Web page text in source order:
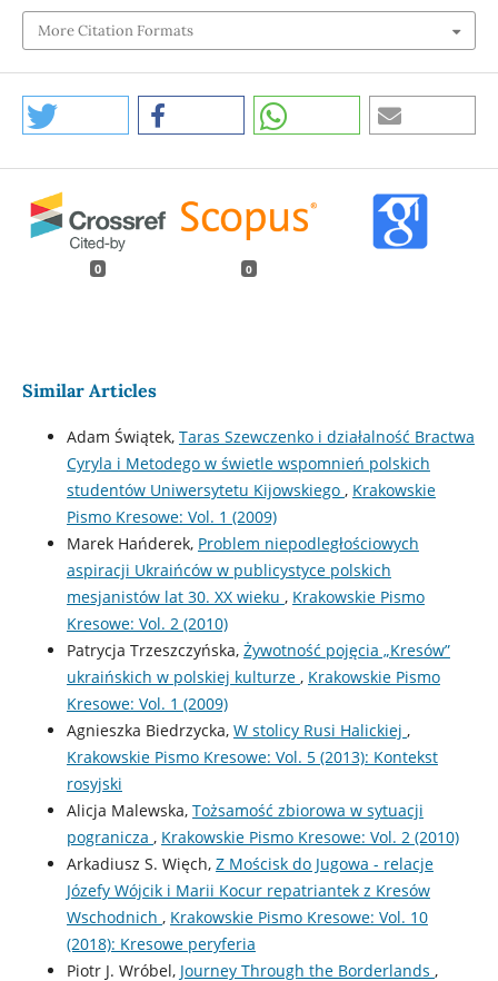
More Citation Formats
0 0
Similar Articles
Adam Świątek, Taras Szewczenko i działalność Bractwa
Cyryla i Metodego w świetle wspomnień polskich
studentów Uniwersytetu Kijowskiego , Krakowskie
Pismo Kresowe: Vol. 1 (2009)
Marek Hańderek, Problem niepodległościowych
aspiracji Ukraińców w publicystyce polskich
mesjanistów lat 30. XX wieku , Krakowskie Pismo
Kresowe: Vol. 2 (2010)
Patrycja Trzeszczyńska, Żywotność pojęcia „Kresów”
ukraińskich w polskiej kulturze , Krakowskie Pismo
Kresowe: Vol. 1 (2009)
Agnieszka Biedrzycka, W stolicy Rusi Halickiej ,
Krakowskie Pismo Kresowe: Vol. 5 (2013): Kontekst
rosyjski
Alicja Malewska, Tożsamość zbiorowa w sytuacji
pogranicza , Krakowskie Pismo Kresowe: Vol. 2 (2010)
Arkadiusz S. Więch, Z Mościsk do Jugowa - relacje
Józefy Wójcik i Marii Kocur repatriantek z Kresów
Wschodnich , Krakowskie Pismo Kresowe: Vol. 10
(2018): Kresowe peryferia
Piotr J. Wróbel, Journey Through the Borderlands ,